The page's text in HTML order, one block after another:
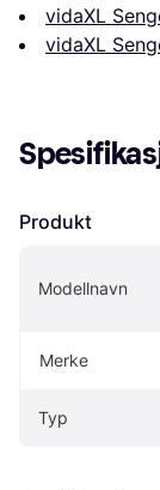
vidaXL
vidaXL
Produkt
Modellnavn
Merke
Typ